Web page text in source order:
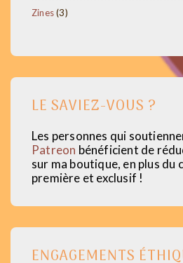
Zines 33
LE SAVIEZ-VOUS ?
Les personnes qui
Patreon bénéficient de
sur ma boutique, en plus du
première et exclusif !
ENGAGEMENTS